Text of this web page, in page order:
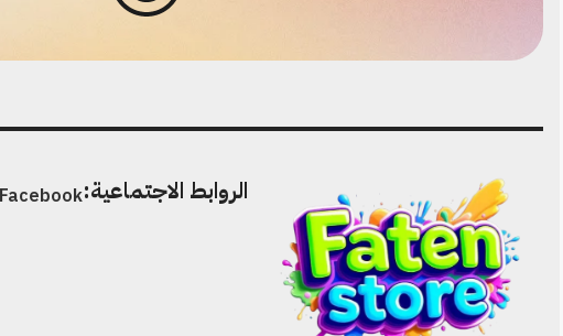
الروابط الاجتماعية: